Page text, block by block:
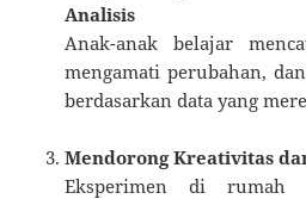
Analisis
Anak-anak belajar
mengamati perubahan,
berdasarkan data yang
Mendorong Kreativitas
Eksperimen di rumah